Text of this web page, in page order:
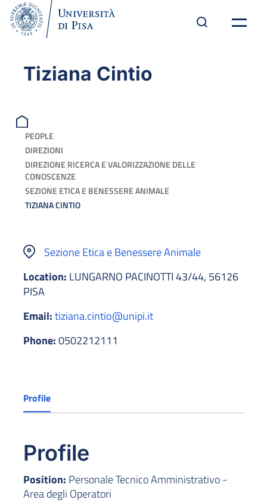
Tiziana Cintio
PEOPLE
DIREZIONI
DIREZIONE RICERCA E VALORIZZAZIONE DELLE
CONOSCENZE
SEZIONE ETICA E BENESSERE ANIMALE
TIZIANA CINTIO
Sezione Etica e Benessere Animale
Location: LUNGARNO PACINOTTI 43/44, 56126
PISA
Email:tiziana.cintio@unipi.it
Phone:0502212111
Profile
Profile
Position: Personale Tecnico Amministrativo -
Area degli Operatori